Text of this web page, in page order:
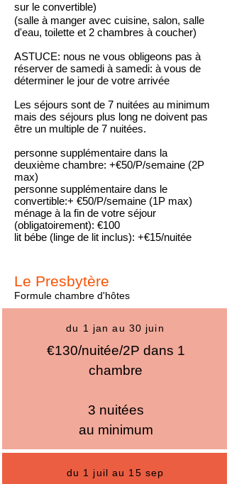
sur le convertible)
(salle à manger avec cuisine, salon, salle
d'eau, toilette et 2 chambres à coucher)
ASTUCE: nous ne vous obligeons pas à
réserver de samedi à samedi: à vous de
déterminer le jour de votre arrivée
Les séjours sont de 7 nuitées au minimum
mais des séjours plus long ne doivent pas
être un multiple de 7 nuitées.
personne supplémentaire dans la
deuxième chambre: +€50/P/semaine (2P
max)
personne supplémentaire dans le
convertible:+ €50/P/semaine (1P max)
ménage à la fin de votre séjour
(obligatoirement): €100
lit bébe (linge de lit inclus): +€15/nuitée
Le Presbytère
Formule chambre d'hôtes
du 1 jan au 30 juin
€130/nuitée/2P dans 1
chambre
3 nuitées
au minimum
du 1 juil au 15 sep